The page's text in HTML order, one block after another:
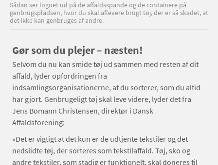
Sådan ser logoet ud på de affaldsspande og de containere på
genbrugspladsen, hvor du skal aflevere brugt tøj, der er så skadet, at
det ikke kan genbruges af andre.
Gør som du plejer – næsten!
Selvom du nu kan smide tøj ud sammen med resten af dit
affald, lyder opfordringen fra
indsamlingsorganisationerne, at du sorterer, som du altid
har gjort. Genbrugeligt tøj skal leve videre, lyder det fra
Jens Bomann Christensen, direktør i Dansk
Affaldsforening:
»Det er vigtigt at det kun er de udtjente tekstiler og det
nedslidte tøj, der sorteres som tekstilaffald. Tøj, sko og
andre tekstiler, som stadig er funktionelt, skal doneres til